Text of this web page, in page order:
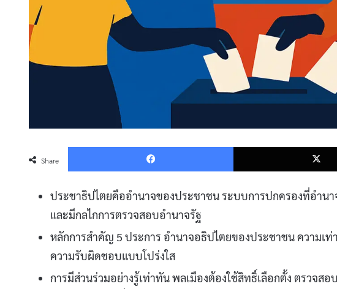
Share
Facebook
ประชาธิปไตยคืออำนาจของประชาชน ระบบการปกครองที่อำน
และมีกลไกการตรวจสอบอำนาจรัฐ
หลักการสำคัญ 5 ประการ อำนาจอธิปไตยของประชาชน ความเท่
ความรับผิดชอบแบบโปร่งใส
การมีส่วนร่วมอย่างรู้เท่าทัน พลเมืองต้องใช้สิทธิ์เลือกตั้ง ตรวจส